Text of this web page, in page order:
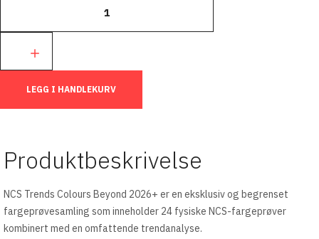
LEGG I HANDLEKURV
Produktbeskrivelse
NCS Trends Colours Beyond 2026+ er en eksklusiv og begrenset
fargeprøvesamling som inneholder 24 fysiske NCS-fargeprøver
kombinert med en omfattende trendanalyse.